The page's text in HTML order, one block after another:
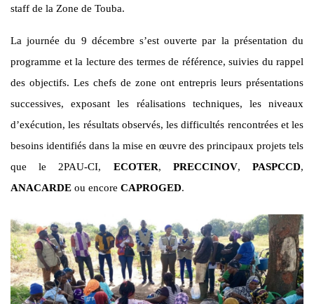
staff de la Zone de Touba.
La journée du 9 décembre s’est ouverte par la présentation du
programme et la lecture des termes de référence, suivies du rappel
des objectifs. Les chefs de zone ont entrepris leurs présentations
successives, exposant les réalisations techniques, les niveaux
d’exécution, les résultats observés, les difficultés rencontrées et les
besoins identifiés dans la mise en œuvre des principaux projets tels
que le 2PAU-CI, ECOTER, PRECCINOV,PASPCCD,
ANACARDE ou encore CAPROGED.